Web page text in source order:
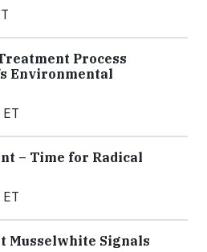
Process
Environmental
– Time for Radical
Musselwhite Signals